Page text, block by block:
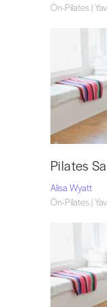
Ön-Pilates |
Pilates
Alisa Wyatt
Ön-Pilates |